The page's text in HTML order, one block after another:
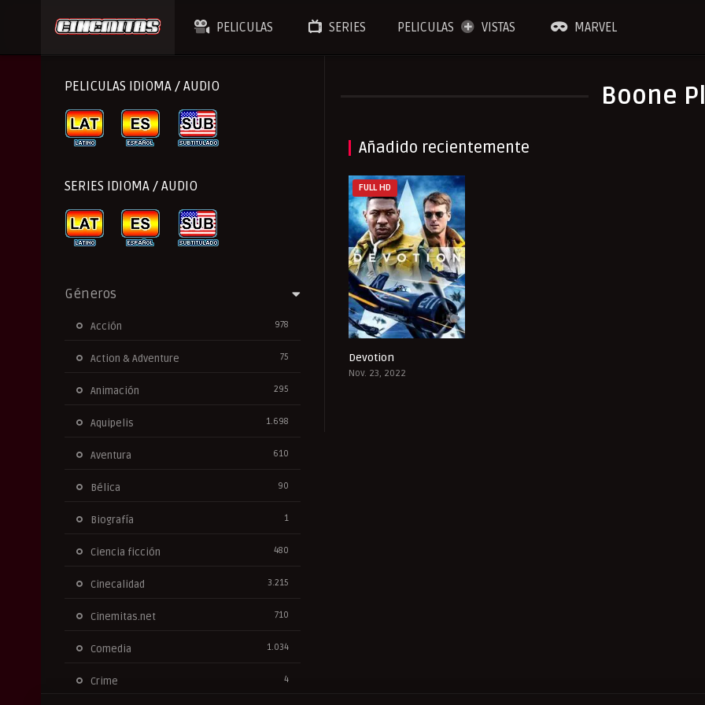
PELICULAS SERIES PELICULAS VISTAS MARVEL
Boone
Añadido recientemente
FULL HD
Devotion
Nov. 23, 2022
PELICULAS IDIOMA / AUDIO
SERIES IDIOMA / AUDIO
Géneros
Acción 978
Action & Adventure 75
Animación 295
Aquipelis 1.698
Aventura 610
Bélica 90
Biografía 1
Ciencia ficción 480
Cinecalidad 3.215
Cinemitas.net 710
Comedia 1.034
Crime 4